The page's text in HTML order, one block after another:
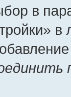
в